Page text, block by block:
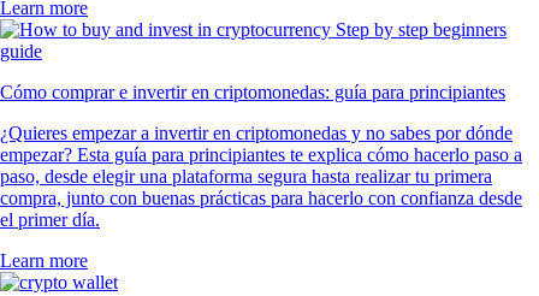
Learn more
Cómo comprar e invertir en criptomonedas: guía para principiantes
¿Quieres empezar a invertir en criptomonedas y no sabes por dónde
empezar? Esta guía para principiantes te explica cómo hacerlo paso a
paso, desde elegir una plataforma segura hasta realizar tu primera
compra, junto con buenas prácticas para hacerlo con confianza desde
el primer día.
Learn more